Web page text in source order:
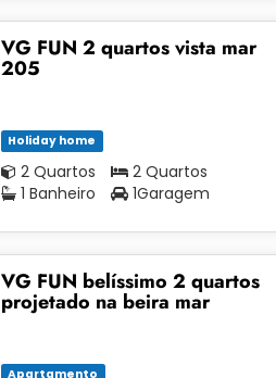
VG FUN 2 quartos vista mar
205
Holiday home
2 Quartos
2 Quartos
1 Banheiro
1Garagem
VG FUN belíssimo 2 quartos
projetado na beira mar
Apartamento